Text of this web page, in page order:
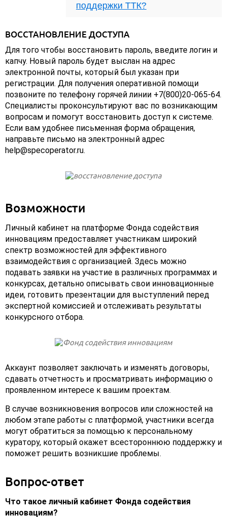
поддержки ТТК?
ВОССТАНОВЛЕНИЕ ДОСТУПА
Для того чтобы восстановить пароль, введите логин и
капчу. Новый пароль будет выслан на адрес
электронной почты, который был указан при
регистрации. Для получения оперативной помощи
позвоните по телефону горячей линии +7(800)20-065-64.
Специалисты проконсультируют вас по возникающим
вопросам и помогут восстановить доступ к системе.
Если вам удобнее письменная форма обращения,
направьте письмо на электронный адрес
help@specoperator.ru.
Возможности
Личный кабинет на платформе Фонда содействия
инновациям предоставляет участникам широкий
спектр возможностей для эффективного
взаимодействия с организацией. Здесь можно
подавать заявки на участие в различных программах и
конкурсах, детально описывать свои инновационные
идеи, готовить презентации для выступлений перед
экспертной комиссией и отслеживать результаты
конкурсного отбора.
Аккаунт позволяет заключать и изменять договоры,
сдавать отчетность и просматривать информацию о
проявленном интересе к вашим проектам.
В случае возникновения вопросов или сложностей на
любом этапе работы с платформой, участники всегда
могут обратиться за помощью к персональному
куратору, который окажет всестороннюю поддержку и
поможет решить возникшие проблемы.
Вопрос-ответ
Что такое личный кабинет Фонда содействия
инновациям?